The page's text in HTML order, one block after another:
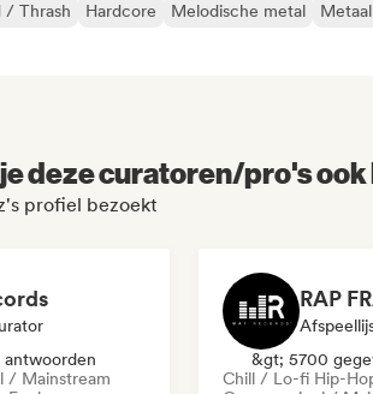
/ Thrash Hardcore Melodische metal
deze curatoren/pro's ook
profiel bezoekt
/ Mainstream
&gt; 5700
Chill / Lo-fi Hip-